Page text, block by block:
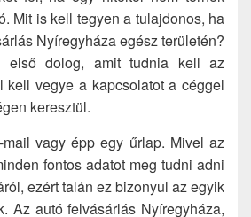
Mit is kell tegyen a tulajdonos, ha
Nyíregyháza egész területén?
első dolog, amit tudnia kell az
kell vegye a kapcsolatot a céggel
keresztül.
vagy épp egy űrlap. Mivel az
fontos adatot meg tudni adni
ezért talán ez bizonyul az egyik
Az autó felvásárlás Nyíregyháza,